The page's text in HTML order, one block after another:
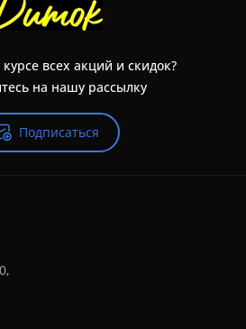
всех акций и скидок?
на нашу рассылку
Подписаться